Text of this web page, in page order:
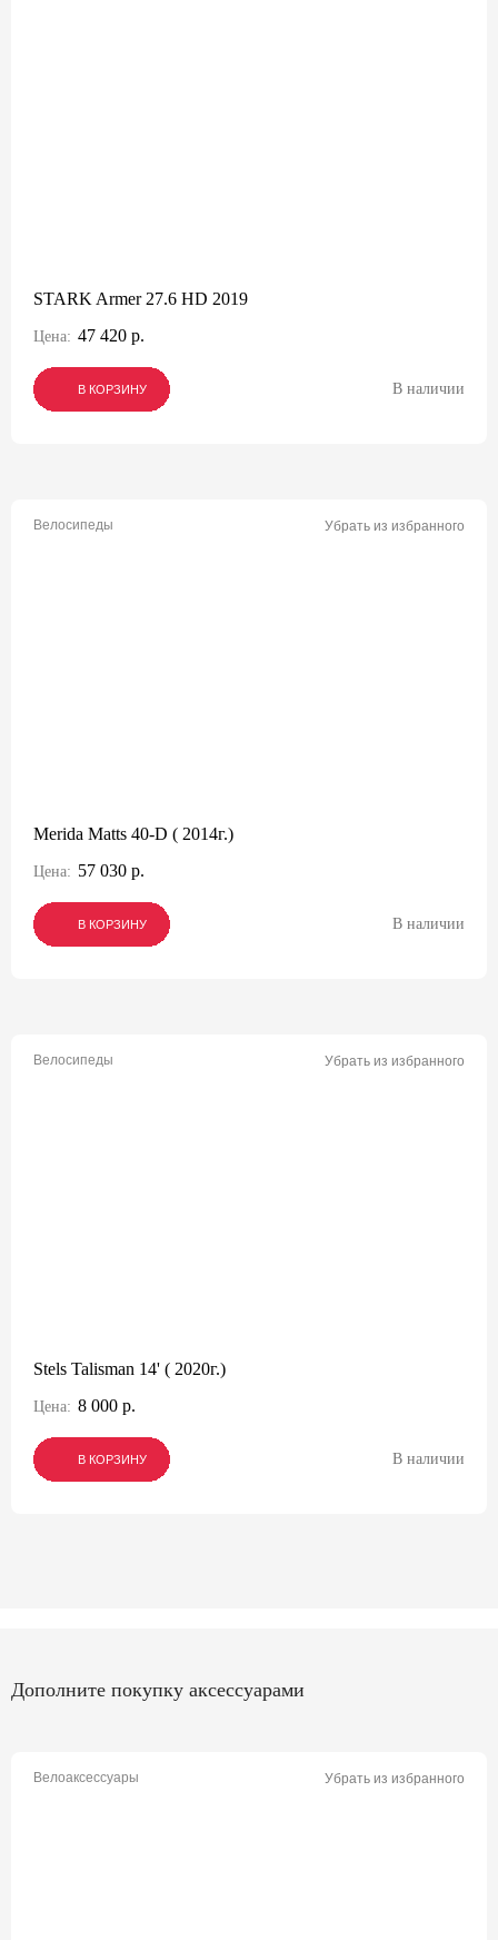
STARK Armer 27.6 HD 2019
Цена: 47 420 р.
В КОРЗИНУ
В КОРЗИНУ
В КОРЗИНУ В наличии
Велосипеды Убрать из избранного
Merida Matts 40-D ( 2014г.)
Цена: 57 030 р.
В КОРЗИНУ
В КОРЗИНУ
В КОРЗИНУ В наличии
Велосипеды Убрать из избранного
Stels Talisman 14' ( 2020г.)
Цена: 8 000 р.
В КОРЗИНУ
В КОРЗИНУ
В КОРЗИНУ В наличии
Дополните покупку аксессуарами
Велоаксессуары Убрать из избранного